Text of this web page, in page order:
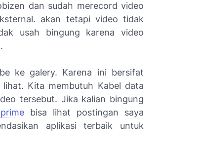
dan sudah merecord video
akan tetapi video tidak
usah bingung karena video
ke galery. Karena ini bersifat
Kita membutuh Kabel data
tersebut. Jika kalian bingung
bisa lihat postingan saya
aplikasi terbaik untuk